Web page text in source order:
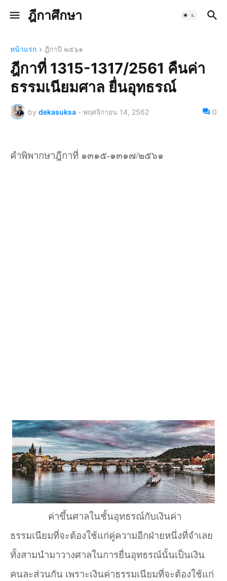
ฎีกาศึกษา
หน้าแรก ฎีกาปี ๒๕๖๑
ฎีกาที่ 1315-1317/2561 คืนค่า
ธรรมเนียมศาล ยื่นอุทธรณ์
by dekasuksa - พฤศจิกายน 14, 2562 0
คำพิพากษาฎีกาที่ ๑๓๑๕-๑๓๑๗/๒๕๖๑
ค่าขึ้นศาลในชั้นอุทธรณ์กับเงินค่า
ธรรมเนียมที่จะต้องใช้แก่คู่ความอีกฝ่ายหนึ่งที่จำเลย
ทั้งสามนำมาวางศาลในการยื่นอุทธรณ์นั้นเป็นเงิน
คนละส่วนกัน เพราะเงินค่าธรรมเนียมที่จะต้องใช้แก่